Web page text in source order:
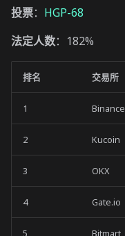
投票： HGP-68
法定人数：182%
排名 交易所
1 Binance
2 Kucoin
3 OKX
4 Gate.io
5 Bitmart